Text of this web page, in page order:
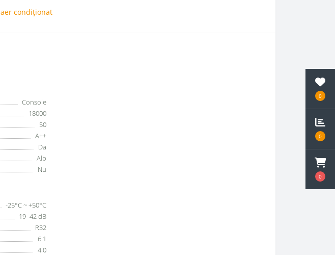
0
0
0
aer condiționat
Console
18000
50
A++
Da
Alb
Nu
-25°C ~ +50°C
19–42 dB
R32
6.1
4.0